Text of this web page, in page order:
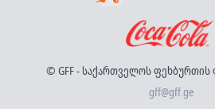
© GFF - საქართველოს ფეხბურთის
gff@gff.ge